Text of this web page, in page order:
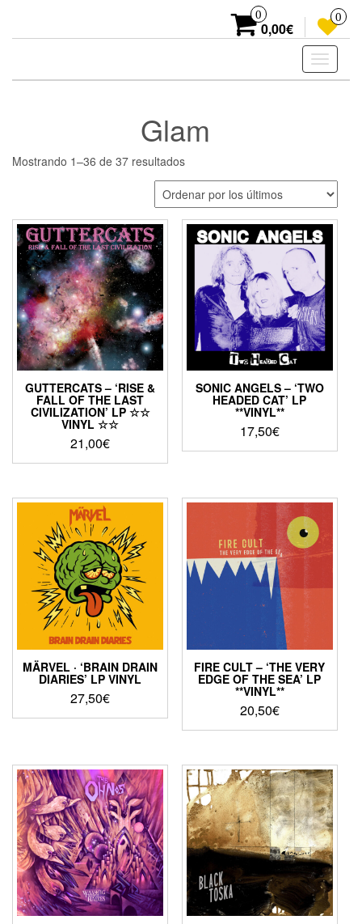
the
0
0,00€
0
Toggle
Glam
Mostrando 1–36 de 37 resultadosOrdenado
por
los
últimos
GUTTERCATS – ‘RISE &
FALL OF THE LAST
CIVILIZATION’ LP ☆☆
VINYL ☆☆
21,00€
SONIC ANGELS – ‘TWO
HEADED CAT’ LP
**VINYL**
17,50€
MÄRVEL · ‘BRAIN DRAIN
DIARIES’ LP VINYL
27,50€
FIRE CULT – ‘THE VERY
EDGE OF THE SEA’ LP
**VINYL**
20,50€